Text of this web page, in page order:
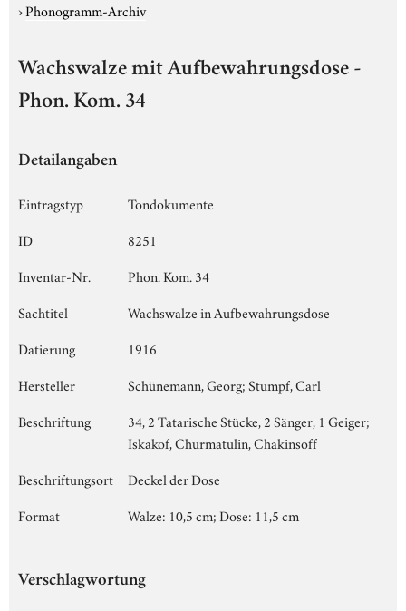
›Phonogramm-Archiv
Wachswalze mit Aufbewahrungsdose -
Phon. Kom. 34
Detailangaben
Eintragstyp
Tondokumente
ID
8251
Inventar-Nr.
Phon. Kom. 34
Sachtitel
Wachswalze in Aufbewahrungsdose
Datierung
1916
Hersteller
Schünemann, Georg; Stumpf, Carl
Beschriftung
34, 2 Tatarische Stücke, 2 Sänger, 1 Geiger;
Iskakof, Churmatulin, Chakinsoff
Beschriftungsort
Deckel der Dose
Format
Walze: 10,5 cm; Dose: 11,5 cm
Verschlagwortung